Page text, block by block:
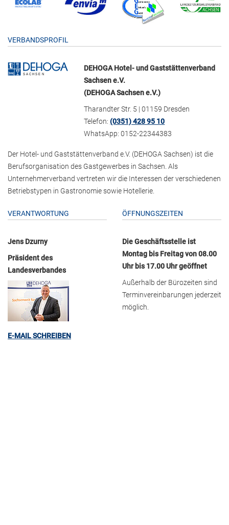
VERBANDSPROFIL
DEHOGA Hotel- und Gaststättenverband
Sachsen e.V.
(DEHOGA Sachsen e.V.)
Tharandter Str. 5 | 01159 Dresden
Telefon:(0351) 428 95 10
WhatsApp: 0152-22344383
Der Hotel- und Gaststättenverband e.V. (DEHOGA Sachsen) ist die
Berufsorganisation des Gastgewerbes in Sachsen. Als
Unternehmerverband vertreten wir die Interessen der verschiedenen
Betriebstypen in Gastronomie sowie Hotellerie.
VERANTWORTUNG
Jens Dzurny
Präsident des
Landesverbandes
E-MAIL SCHREIBEN
ÖFFNUNGSZEITEN
Die Geschäftsstelle ist
Montag bis Freitag von 08.00
Uhr bis 17.00 Uhr geöffnet
Außerhalb der Bürozeiten sind
Terminvereinbarungen jederzeit
möglich.